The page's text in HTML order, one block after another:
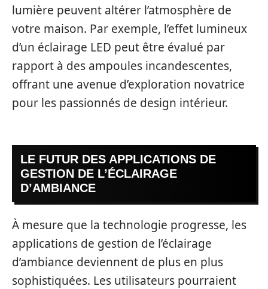
lumière peuvent altérer l’atmosphère de
votre maison. Par exemple, l’effet lumineux
d’un éclairage LED peut être évalué par
rapport à des ampoules incandescentes,
offrant une avenue d’exploration novatrice
pour les passionnés de design intérieur.
LE FUTUR DES APPLICATIONS DE
GESTION DE L’ÉCLAIRAGE
D’AMBIANCE
À mesure que la technologie progresse, les
applications de gestion de l’éclairage
d’ambiance deviennent de plus en plus
sophistiquées. Les utilisateurs pourraient